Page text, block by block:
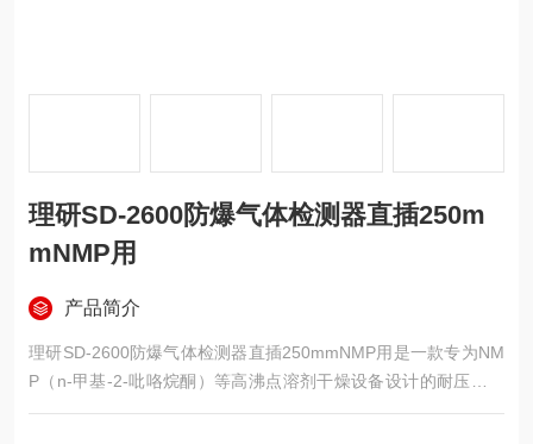
理研SD-2600防爆气体检测器直插250m
mNMP用
产品简介
理研SD-2600防爆气体检测器直插250mmNMP用是一款专为NM
P（n-甲基-2-吡咯烷酮）等高沸点溶剂干燥设备设计的耐压防爆
型直接插入式气体检测器。该检测器采用接触式燃烧原理，炉内